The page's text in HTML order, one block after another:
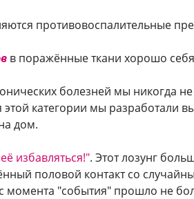
противовоспалительные
в поражённые ткани хорошо
болезней мы никогда
категории мы разработали
дом.
избавляться!". Этот лозунг
половой контакт со
момента "события" прошло не